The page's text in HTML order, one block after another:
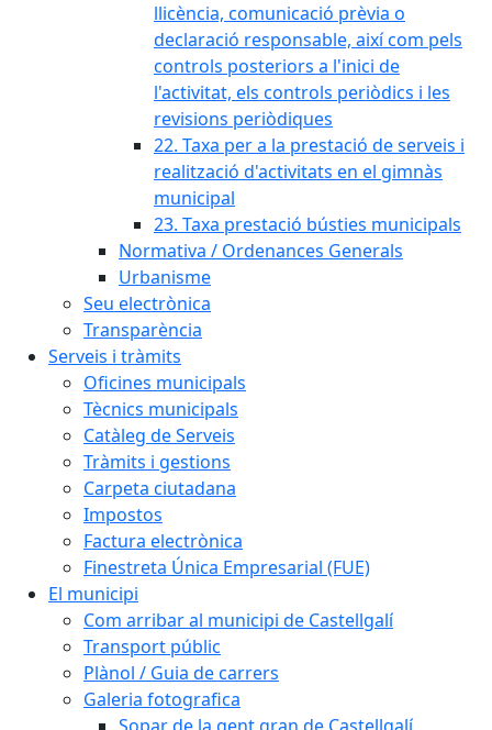
llicència, comunicació prèvia o
declaració responsable, així com pels
controls posteriors a l'inici de
l'activitat, els controls periòdics i les
revisions periòdiques
22. Taxa per a la prestació de serveis i
realització d'activitats en el gimnàs
municipal
23. Taxa prestació bústies municipals
Normativa / Ordenances Generals
Urbanisme
Seu electrònica
Transparència
Serveis i tràmits
Oficines municipals
Tècnics municipals
Catàleg de Serveis
Tràmits i gestions
Carpeta ciutadana
Impostos
Factura electrònica
Finestreta Única Empresarial (FUE)
El municipi
Com arribar al municipi de Castellgalí
Transport públic
Plànol / Guia de carrers
Galeria fotografica